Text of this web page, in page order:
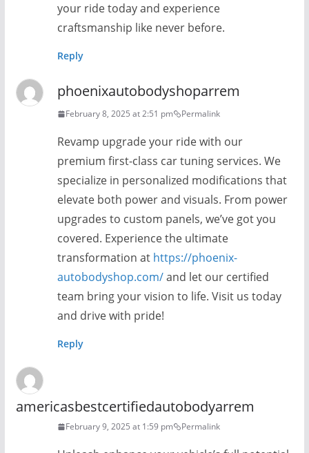
your ride today and experience
craftsmanship like never before.
Reply
phoenixautobodyshoparrem
February 8, 2025 at 2:51 pm Permalink
Revamp upgrade your ride with our
premium first-class car tuning services. We
specialize in personalized modifications that
elevate both power and visuals. From power
upgrades to custom panels, we’ve got you
covered. Experience the ultimate
transformation at https://phoenix-
autobodyshop.com/and let our certified
team bring your vision to life. Visit us today
and drive with pride!
Reply
americasbestcertifiedautobodyarrem
February 9, 2025 at 1:59 pm Permalink